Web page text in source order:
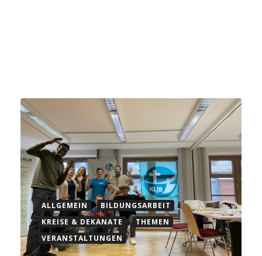
ALLGEMEIN
BILDUNGSARBEIT
KREISE & DEKANATE
THEMEN
VERANSTALTUNGEN